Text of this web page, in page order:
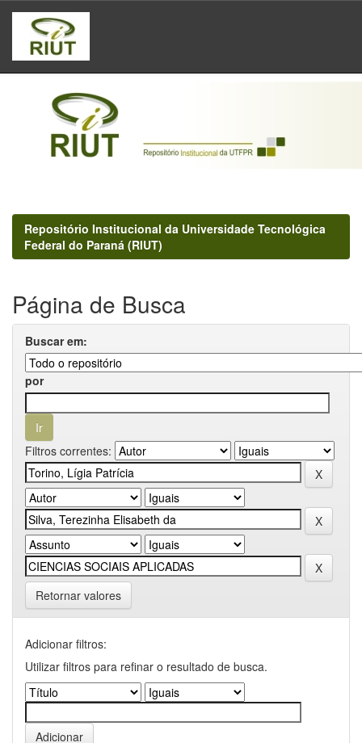
Skip
navigation
Repositório Institucional da Universidade Tecnológica
Federal do Paraná (RIUT)
Página de Busca
Buscar em:
por
Filtros correntes:
Retornar valores
Adicionar filtros:
Utilizar filtros para refinar o resultado de busca.